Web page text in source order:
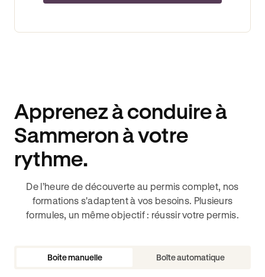
Apprenez à conduire à
Sammeron à votre
rythme.
De l’heure de découverte au permis complet, nos
formations s'adaptent à vos besoins. Plusieurs
formules, un même objectif : réussir votre permis.
Boite manuelle Boîte automatique